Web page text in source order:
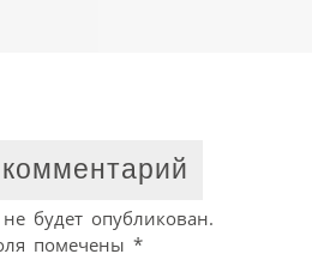
будет опубликован.
помечены *